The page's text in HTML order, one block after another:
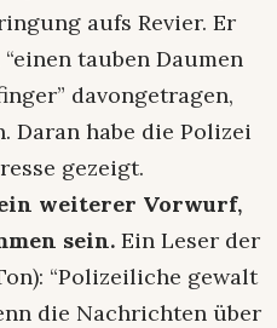
aufs Revier. Er
tauben Daumen
davongetragen,
Daran habe die Polizei
gezeigt.
weiterer Vorwurf,
sein. Ein Leser der
“Polizeiliche gewalt
die Nachrichten über